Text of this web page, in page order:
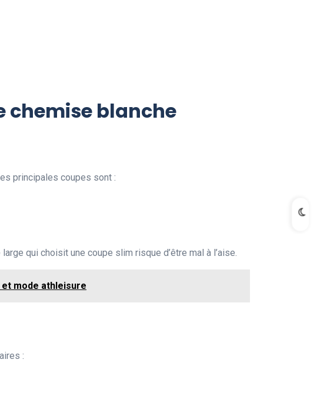
chemise blanche
principales coupes sont :
qui choisit une coupe slim risque d’être mal à l’aise.
mode athleisure
: